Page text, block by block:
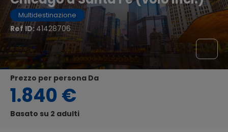
Multidestinazione
Ref ID:41428706
Prezzo per persona Da
1.840 €
Basato su 2 adulti